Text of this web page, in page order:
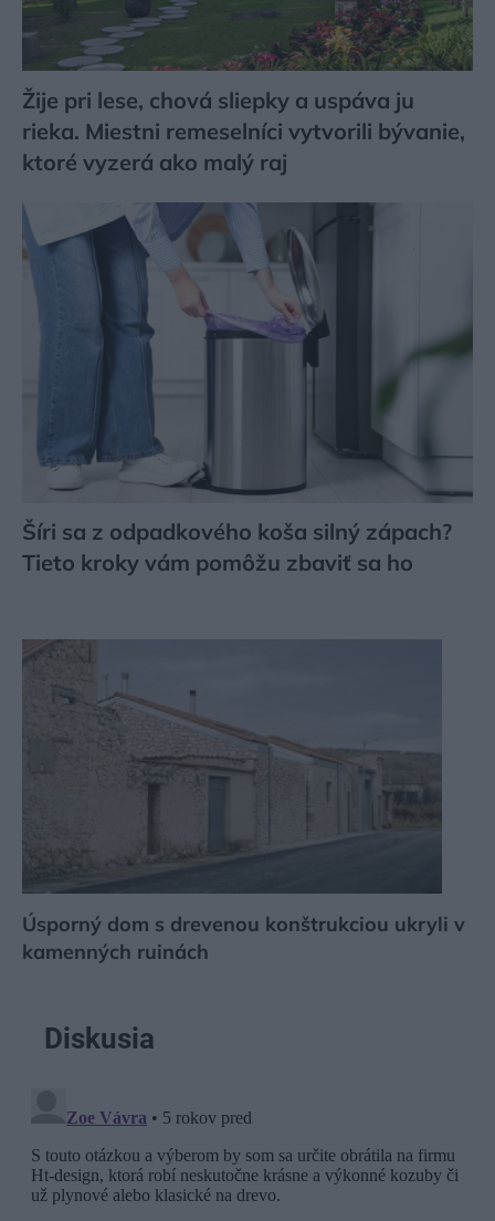
Žije pri lese, chová sliepky a uspáva ju
rieka. Miestni remeselníci vytvorili bývanie,
ktoré vyzerá ako malý raj
Šíri sa z odpadkového koša silný zápach?
Tieto kroky vám pomôžu zbaviť sa ho
Úsporný dom s drevenou konštrukciou ukryli v
kamenných ruinách
Diskusia